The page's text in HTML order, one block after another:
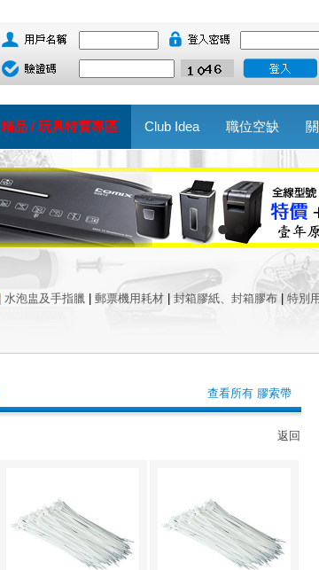
精品 / 玩具特賣專區 Club Idea 職位空缺
水泡盅及手指臘 郵票機用耗材 封箱膠紙、封箱膠布 特別
查看所有 膠索帶
返回